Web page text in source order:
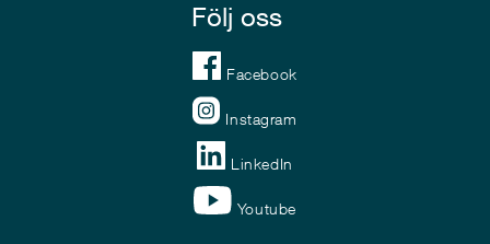
Följ oss
Facebook
Instagram
LinkedIn
Youtube